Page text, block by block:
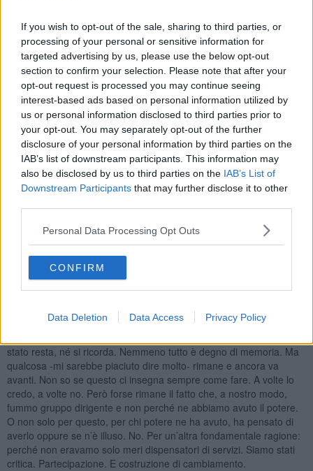
If you wish to opt-out of the sale, sharing to third parties, or
processing of your personal or sensitive information for
targeted advertising by us, please use the below opt-out
section to confirm your selection. Please note that after your
opt-out request is processed you may continue seeing
interest-based ads based on personal information utilized by
us or personal information disclosed to third parties prior to
your opt-out. You may separately opt-out of the further
disclosure of your personal information by third parties on the
IAB’s list of downstream participants. This information may
also be disclosed by us to third parties on the IAB’s List of
Downstream Participants that may further disclose it to other
Personal Data Processing Opt Outs
CONFIRM
Data Deletion Data Access Privacy Policy
film che lui non vedeva. Stesso dicasi per Mirco Mencacci, sound
designer non vedente, in seguito curatore del montaggio del suono
per film di Moretti, Giordana e Özpetek, che veniva con gli amici
larigiani. Avevamo anche spettatori vedenti, ma nessuno così
celebre. Assiduo era anche il “Collettivo Veleno”, mitico quanto
perfido e prevalentemente femminile gruppo associativo
spontaneo, testimonial e promotore della poetica e del festival del
disamore. Si mettevano preferibilmente nelle ultime file e facevano
le lastre alla gran parte dei convenuti. Nessuno dei quali usciva
indenne. Erano bei tempi.
In seguito il Circolo Gronchi volle riprendersi i locali e le attività
dell’Agorà furono sospese. Ripresero in maniera più episodica
cinematografiche cittadine. Intanto il Cinema Italia di via Saffi aveva
chiuso i battenti in seguito alla scomparsa del proprietario che fu
rinvenuto morto nella sala. Un tragico noir.
Altri, gli attuali dirigenti dell’Arci, potranno essere più precisi,
colmando lacune e rimettendo in fila eventi e date. E mettendocele,
le date precise. Io non sono più capace di farlo. Le cose, il vissuto e
la “narrazione” -come si usa dire stucchevolmente oggi- si
stato resta, né si ricorda. Nemmeno tutto è degno di memoria. Ma
qualcosa -mi sarebbe piaciuto dire molto- rimane e ancora va
avanti. Non so se questo ci insegna sempre come fare. A volte lo
credo, a volte no. Però forse rimane il fatto che, a nostro modo,
fummo gruppo dirigente e non perché ne abbiamo avuto il potere.
O non solo per questo, per chi potere ne ha avuto, ha pensato di
averlo oppure se n’è illuso. No. Per un’altra fondamentale ragione:
perché non eravamo solo meri dispensatori di servizi. Siamo stati
critica. Partecipazione. E costruzione di cambiamento.